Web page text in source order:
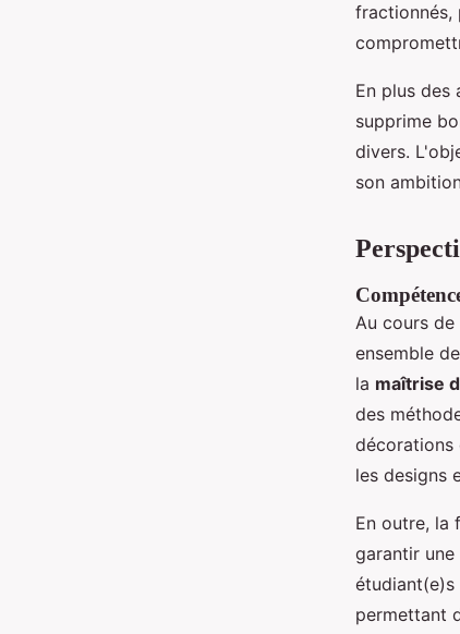
fractionnés,
En plus des
supprime
divers.
son
Au cours de
ensemble
la maîtrise
des
décorations
les designs
En outre, la
garantir
permettant